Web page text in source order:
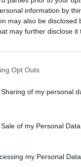
information by
may also be disclosed
may further disclose it
Opt Outs
of my personal
of my Personal Data.
my Personal